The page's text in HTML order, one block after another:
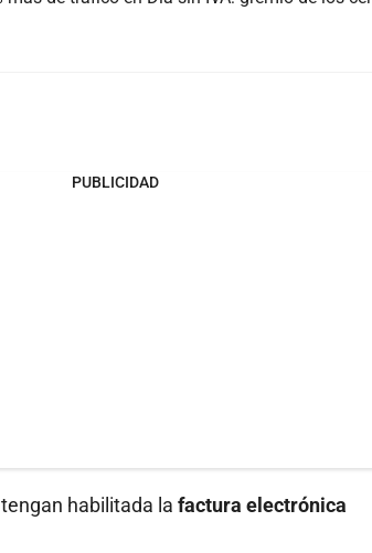
PUBLICIDAD
habilitada la factura electrónica